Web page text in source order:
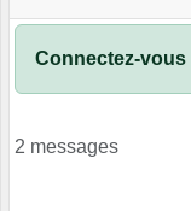
Connectez-vous
2 messages